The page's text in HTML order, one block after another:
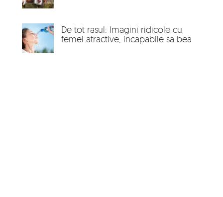
De tot rasul: Imagini ridicole cu
femei atractive, incapabile sa bea